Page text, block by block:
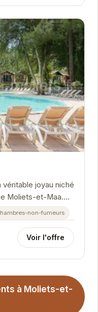
véritable joyau niché
Moliets-et-Maa.
elle...non-fumeurs
Voir l'offre
à Moliets-et-